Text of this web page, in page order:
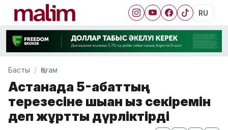
RU
Басты Қоғам
Астанада 5-қабаттың
терезесіне шыққан қыз секіремін
деп жұртты дүрліктірді